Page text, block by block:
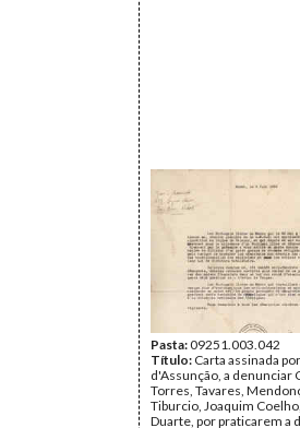
Pasta:09251.003.042
Título: Carta assinada
d'Assunção, a denunciar
Torres, Tavares,
Tiburcio, Joaquim
Duarte, por praticarem a